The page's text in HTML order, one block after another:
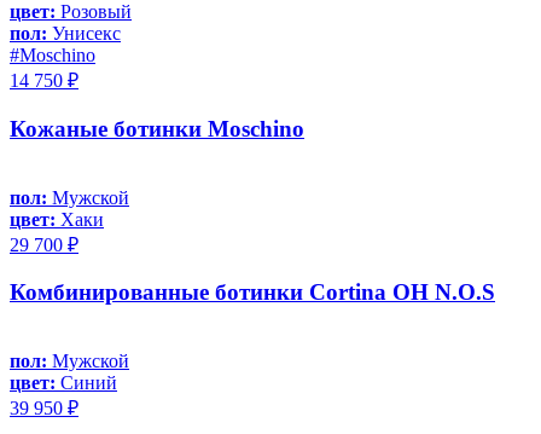
цвет: Розовый
пол: Унисекс
#Moschino
14 750 ₽
Кожаные ботинки Moschino
пол: Мужской
цвет: Хаки
29 700 ₽
Комбинированные ботинки Cortina OH N.O.S
пол: Мужской
цвет: Синий
39 950 ₽